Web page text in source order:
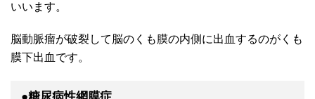
いいます。
脳動脈瘤が破裂して脳のくも膜の内側に出血するのがくも
膜下出血です。